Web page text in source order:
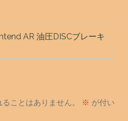
AR 油圧DISCブレーキ
ことはありません。 ※ が付い